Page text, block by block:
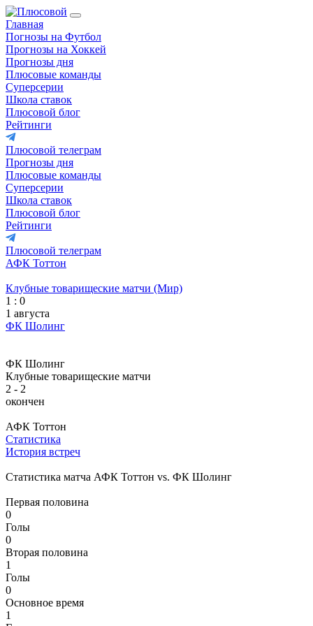
Главная
Погнозы на Футбол
Прогнозы на Хоккей
Прогнозы дня
Плюсовые команды
Суперсерии
Школа ставок
Плюсовой блог
Рейтинги
Плюсовой телеграм
Прогнозы дня
Плюсовые команды
Суперсерии
Школа ставок
Плюсовой блог
Рейтинги
Плюсовой телеграм
АФК Тоттон
Клубные товарищеские матчи (Мир)
1 : 0
1 августа
ФК Шолинг
ФК Шолинг
Клубные товарищеские матчи
2 - 2
окончен
АФК Тоттон
Статистика
История встреч
Статистика матча АФК Тоттон vs. ФК Шолинг
Первая половина
0
Голы
0
Вторая половина
1
Голы
0
Основное время
1